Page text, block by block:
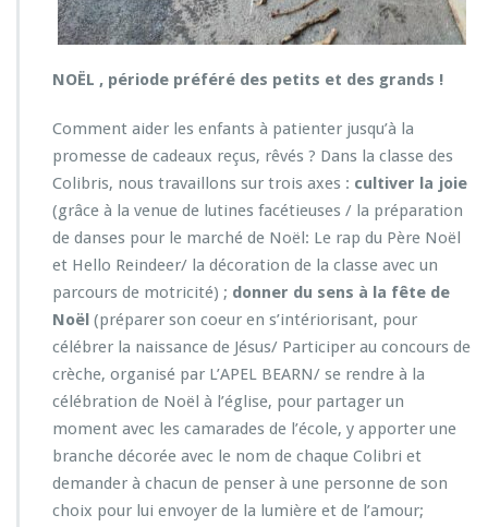
NOËL , période préféré des petits et des grands !
Comment aider les enfants à patienter jusqu’à la
promesse de cadeaux reçus, rêvés ? Dans la classe des
Colibris, nous travaillons sur trois axes : cultiver la joie
(grâce à la venue de lutines facétieuses / la préparation
de danses pour le marché de Noël: Le rap du Père Noël
et Hello Reindeer/ la décoration de la classe avec un
parcours de motricité) ; donner du sens à la fête de
Noël (préparer son coeur en s’intériorisant, pour
célébrer la naissance de Jésus/ Participer au concours de
crèche, organisé par L’APEL BEARN/ se rendre à la
célébration de Noël à l’église, pour partager un
moment avec les camarades de l’école, y apporter une
branche décorée avec le nom de chaque Colibri et
demander à chacun de penser à une personne de son
choix pour lui envoyer de la lumière et de l’amour;